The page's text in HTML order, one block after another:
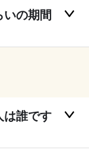
いの期間
は誰です